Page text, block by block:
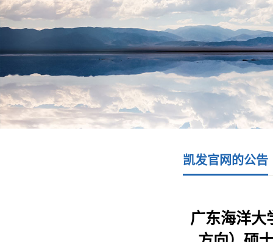
凯发官网的公告
广东海洋大